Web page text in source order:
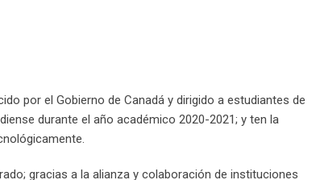
por el Gobierno de Canadá y dirigido a estudiantes de
durante el año académico 2020-2021; y ten la
gracias a la alianza y colaboración de instituciones